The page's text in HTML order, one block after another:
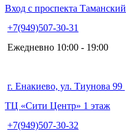
Вход с проспекта Таманский
+7(949)507-30-31
Ежедневно 10:00 - 19:00
г. Енакиево, ул. Тиунова 99
ТЦ «Сити Центр» 1 этаж
+7(949)507-30-32